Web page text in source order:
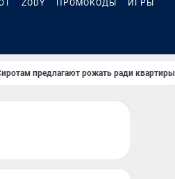
ZODY ПРОМОКОДЫ ИГРЫ
предлагают рожать ради квартиры